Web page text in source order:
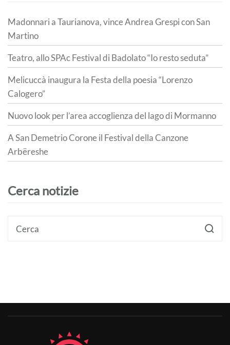
Madonnari a Taurianova, vince Andrea Grespi con San
Martino
Teatro, allo SPAc Festival di Badolato “Io resto seduta”
Melicuccà inaugura la Festa della poesia “Lorenzo
Calogero”
Nuovo look per l’area accoglienza del lago di Mormanno
A San Demetrio Corone il Festival della Canzone
Arbëreshe
Cerca notizie